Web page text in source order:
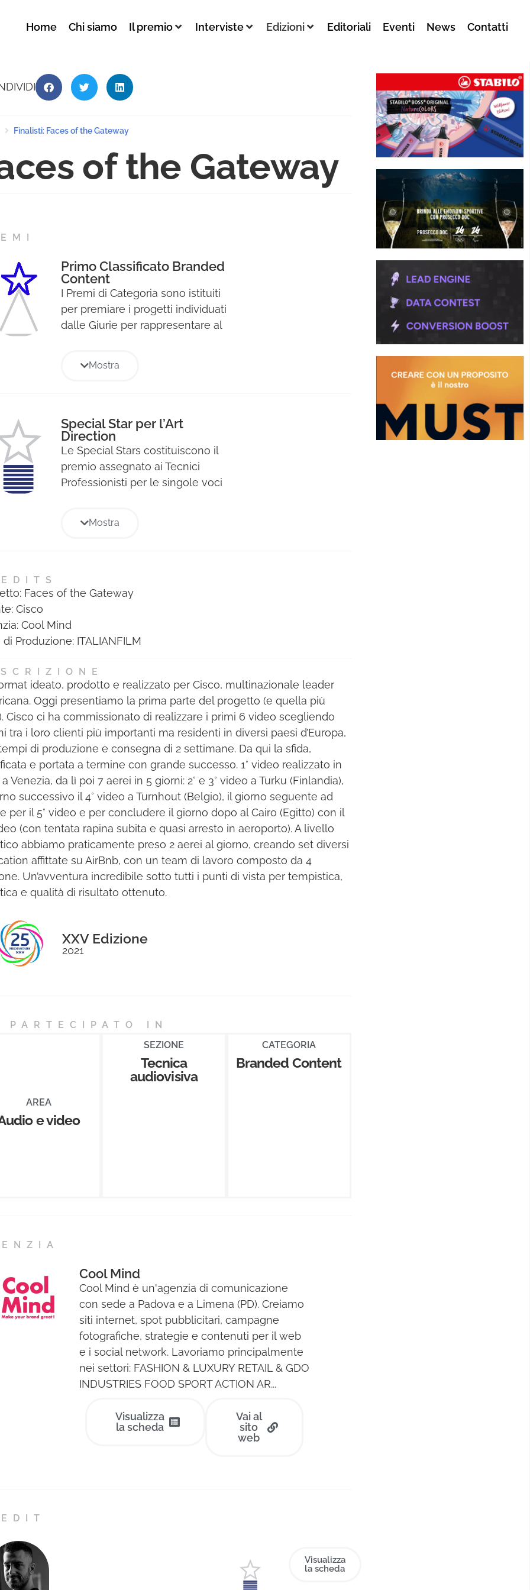
Home Chi siamo Il premio Interviste Edizioni Editoriali Eventi News Contatti
Finalisti: Faces of the Gateway
of the Gateway
Primo Classificato Branded
Content
I Premi di Categoria sono istituiti
per premiare i progetti individuati
dalle Giurie per rappresentare al
Premio e verranno premiati con il
Mostra
Special Star per l’Art
Direction
Le Special Stars costituiscono il
premio assegnato ai Tecnici
Professionisti per le singole voci
state assegnate a coloro che
riconoscimento consiste in un
pubblicazione di foto e bio della
persona premiata nell’albo dei
inserito nell’Annual cartaceo
Mediastars.
Mostra
Faces of the Gateway
Cisco
Cool Mind
di Produzione: ITALIANFILM
ideato, prodotto e realizzato per Cisco, multinazionale leader
Oggi presentiamo la prima parte del progetto (e quella più
Cisco ci ha commissionato di realizzare i primi 6 video scegliendo
tra i loro clienti più importanti ma residenti in diversi paesi d’Europa,
di produzione e consegna di 2 settimane. Da qui la sfida,
e portata a termine con grande successo. 1° video realizzato in
Venezia, da lì poi 7 aerei in 5 giorni: 2° e 3° video a Turku (Finlandia),
successivo il 4° video a Turnhout (Belgio), il giorno seguente ad
per il 5° video e per concludere il giorno dopo al Cairo (Egitto) con il
(con tentata rapina subita e quasi arresto in aeroporto). A livello
abbiamo praticamente preso 2 aerei al giorno, creando set diversi
affittate su AirBnb, con un team di lavoro composto da 4
Un’avventura incredibile sotto tutti i punti di vista per tempistica,
e qualità di risultato ottenuto.
XXV Edizione
2021
PARTECIPATO IN
AREA
e video
SEZIONE
Tecnica
audiovisiva
CATEGORIA
Branded Content
Cool Mind
Cool Mind è un'agenzia di comunicazione
con sede a Padova e a Limena (PD). Creiamo
siti internet, spot pubblicitari, campagne
fotografiche, strategie e contenuti per il web
e i social network. Lavoriamo principalmente
nei settori: FASHION & LUXURY RETAIL & GDO
INDUSTRIES FOOD SPORT ACTION AR...
Visualizza
la scheda
Vai al
sito
web
Visualizza
la scheda